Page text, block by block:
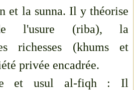
et la sunna. Il y théorise
l'usure (riba), la
richesses (khums et
privée encadrée.
et usul al-fiqh : Il